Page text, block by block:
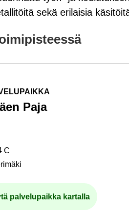
sekä erilaisia
Paja
C
Ul­koi­nen pal­ve­lu avau­tuu
pal­ve­lu­paik­ka kar­tal­la